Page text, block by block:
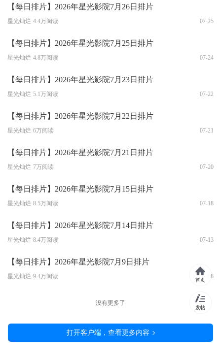
首页
发帖
【每日排片】2026年星光影院7月26日排片
星光灿烂 4.4万阅读 07-25
【每日排片】2026年星光影院7月25日排片
星光灿烂 4.8万阅读 07-24
【每日排片】2026年星光影院7月23日排片
星光灿烂 5.1万阅读 07-22
【每日排片】2026年星光影院7月22日排片
星光灿烂 6万阅读 07-21
【每日排片】2026年星光影院7月21日排片
星光灿烂 7万阅读 07-20
【每日排片】2026年星光影院7月15日排片
星光灿烂 8.5万阅读 07-18
【每日排片】2026年星光影院7月14日排片
星光灿烂 8.4万阅读 07-13
【每日排片】2026年星光影院7月9日排片
星光灿烂 9.4万阅读 07-08
没有更多了
打开客户端，查看更多内容